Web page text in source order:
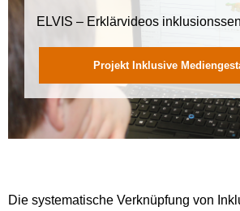
ELVIS – Erklärvideos
Projekt Inklusive
Die systematische Verknüpfung von